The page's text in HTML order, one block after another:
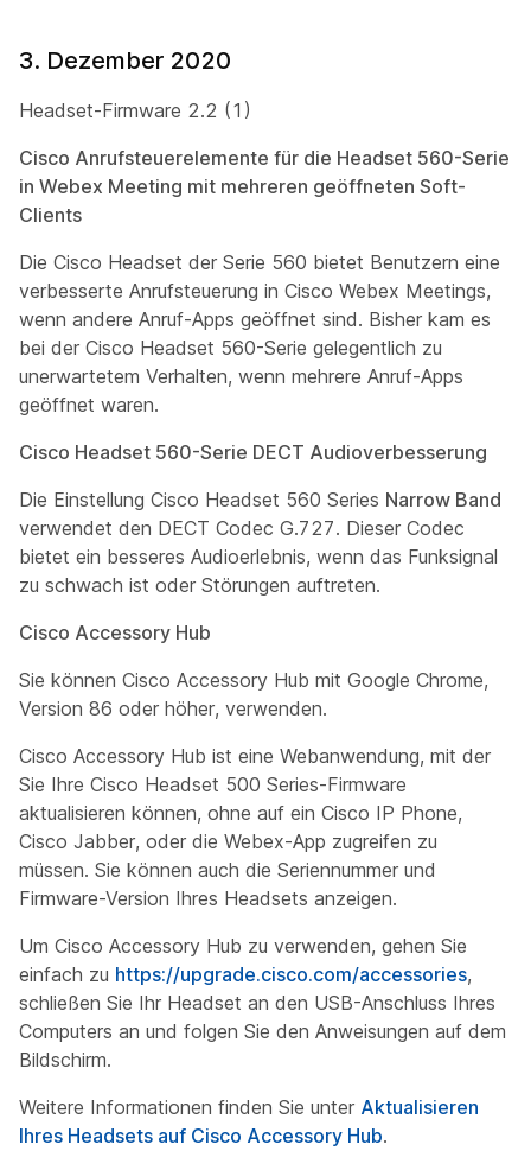
3. Dezember 2020
Headset-Firmware 2.2 (1)
Cisco Anrufsteuerelemente für die Headset 560-Serie
in Webex Meeting mit mehreren geöffneten Soft-
Clients
Die Cisco Headset der Serie 560 bietet Benutzern eine
verbesserte Anrufsteuerung in Cisco Webex Meetings,
wenn andere Anruf-Apps geöffnet sind. Bisher kam es
bei der Cisco Headset 560-Serie gelegentlich zu
unerwartetem Verhalten, wenn mehrere Anruf-Apps
geöffnet waren.
Cisco Headset 560-Serie DECT Audioverbesserung
Die Einstellung Cisco Headset 560 Series Narrow Band
verwendet den DECT Codec G.727. Dieser Codec
bietet ein besseres Audioerlebnis, wenn das Funksignal
zu schwach ist oder Störungen auftreten.
Cisco Accessory Hub
Sie können Cisco Accessory Hub mit Google Chrome,
Version 86 oder höher, verwenden.
Cisco Accessory Hub ist eine Webanwendung, mit der
Sie Ihre Cisco Headset 500 Series-Firmware
aktualisieren können, ohne auf ein Cisco IP Phone,
Cisco Jabber, oder die Webex-App zugreifen zu
müssen. Sie können auch die Seriennummer und
Firmware-Version Ihres Headsets anzeigen.
Um Cisco Accessory Hub zu verwenden, gehen Sie
einfach zu https://upgrade.cisco.com/accessories,
schließen Sie Ihr Headset an den USB-Anschluss Ihres
Computers an und folgen Sie den Anweisungen auf dem
Bildschirm.
Weitere Informationen finden Sie unter Aktualisieren
Ihres Headsets auf Cisco Accessory Hub.